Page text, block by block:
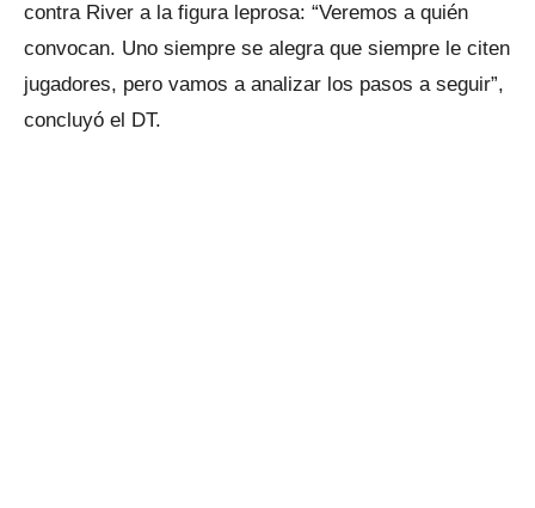
contra River a la figura leprosa: “Veremos a quién
convocan. Uno siempre se alegra que siempre le citen
jugadores, pero vamos a analizar los pasos a seguir”,
concluyó el DT.